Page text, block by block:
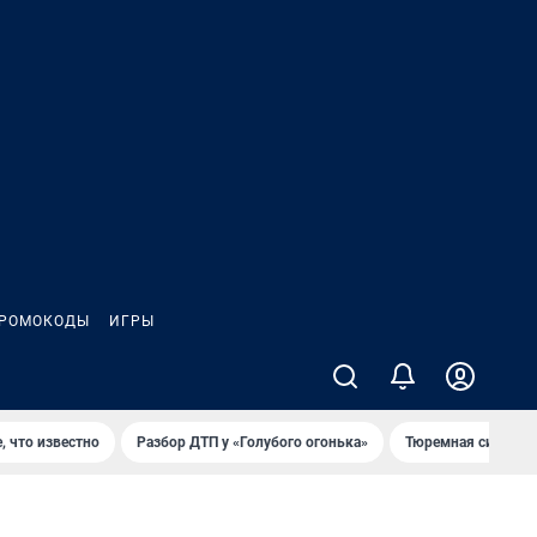
ИГРЫ
что известно Разбор ДТП у «Голубого огонька» Тюремная